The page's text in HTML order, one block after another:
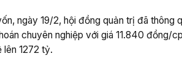
ngày 19/2, hội đồng quản trị đã thông
chuyên nghiệp với giá 11.840 đồng/
lên 1272 tỷ.